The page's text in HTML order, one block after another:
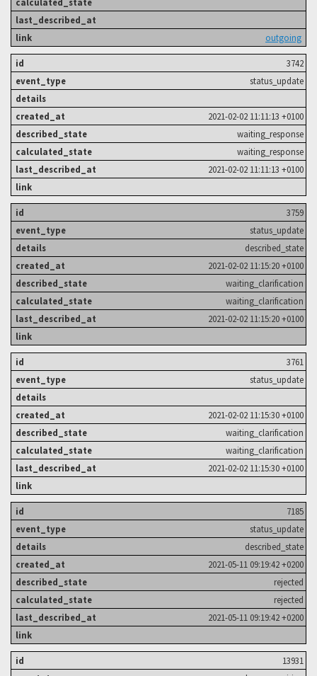
outgoing
3742
status_update
2021-02-02 11:11:13 +0100
waiting_response
waiting_response
2021-02-02 11:11:13 +0100
3759
status_update
described_state
2021-02-02 11:15:20 +0100
waiting_clarification
waiting_clarification
2021-02-02 11:15:20 +0100
3761
status_update
2021-02-02 11:15:30 +0100
waiting_clarification
waiting_clarification
2021-02-02 11:15:30 +0100
7185
status_update
described_state
2021-05-11 09:19:42 +0200
rejected
rejected
2021-05-11 09:19:42 +0200
13931